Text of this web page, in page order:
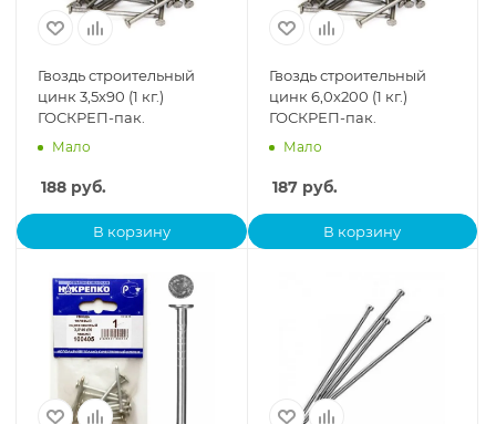
Гвоздь строительный
цинк 3,5х90 (1 кг.)
ГОСКРЕП-пак.
Мало
188 руб.
В корзину
Гвоздь строительный
цинк 6,0х200 (1 кг.)
ГОСКРЕП-пак.
Мало
187руб.
В корзину